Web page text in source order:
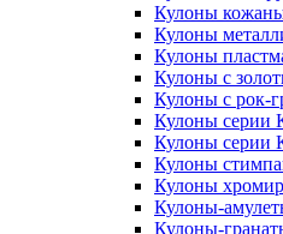
Кулоны
Кулоны
Кулоны
Кулоны с
Кулоны с рок-
Кулоны
Кулоны серии
Кулоны
Кулоны
Кулоны-
Кулоны-